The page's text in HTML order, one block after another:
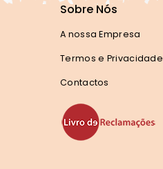
Sobre Nós
A nossa Empresa
Termos e Privacidade
Contactos